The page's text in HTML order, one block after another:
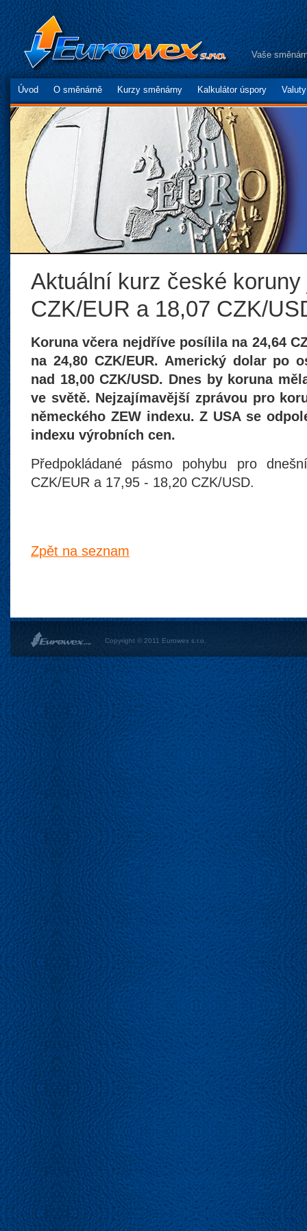
Vaše
Úvod O směnárně Kurzy směnárny Kalkulátor úspory
Aktuální kurz české koruny
CZK/EUR a 18,07 CZK/
Koruna včera nejdříve posílila na 24,64
na 24,80 CZK/EUR. Americký dolar po
nad 18,00 CZK/USD. Dnes by koruna
ve světě. Nejzajímavější zprávou pro
německého ZEW indexu. Z USA se
indexu výrobních cen.
Předpokládané pásmo pohybu pro
CZK/EUR a 17,95 - 18,20 CZK/USD.
Zpět na seznam
Copyright © 2011 Eurowex s.r.o.